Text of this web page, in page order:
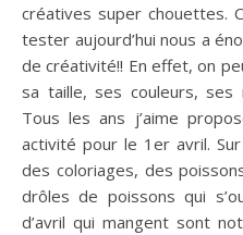
créatives super chouettes.
tester aujourd’hui nous a
de créativité!! En effet, on
sa taille, ses couleurs,
Tous les ans j’aime
activité pour le 1er avril.
des coloriages, des
drôles de poissons qui
d’avril qui mangent sont